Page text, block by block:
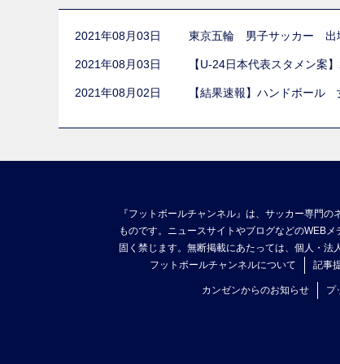
2021年08月03日 東京五輪 男子サッカー 出
2021年08月03日 【U-24日本代表スタメン案
2021年08月02日 【結果速報】ハンドボー
『フットボールチャンネル』は、サッカー専門
ものです。ニュースサイトやブログなどのWEB
固く禁じます。無断掲載にあたっては、個人・法
フットボールチャンネルについて
記事
カンゼンからのお知らせ プ